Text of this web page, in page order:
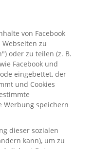
von Facebook
zu
oder zu teilen (z. B.
Facebook und
eingebettet, der
und Cookies
speichern
dieser sozialen
kann), um zu